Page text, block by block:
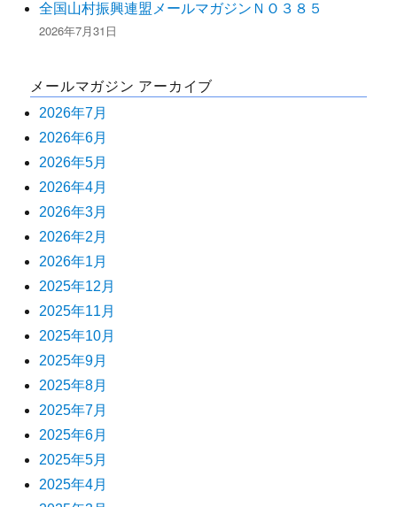
全国山村振興連盟メールマガジンＮＯ３８５
2026年7月31日
メールマガジン アーカイブ
2026年7月
2026年6月
2026年5月
2026年4月
2026年3月
2026年2月
2026年1月
2025年12月
2025年11月
2025年10月
2025年9月
2025年8月
2025年7月
2025年6月
2025年5月
2025年4月